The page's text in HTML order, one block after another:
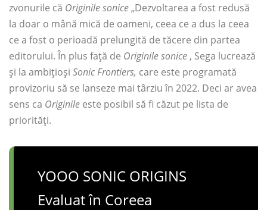
zvonurile că Originile sonice„Dezvoltarea a fost redusă
la doar o mână mică de oameni, ceea ce a dus la ceea
ce a fost o perioadă prelungită de tăcere din partea
editorului. În plus față de Originile sonice , Sega lucrează
și la ambițioși Sonic Frontiers, care este programată
provizoriu să se lanseze mai târziu în 2022. Deci ar avea
sens ca Originile este posibil să fi căzut pe lista de
priorități.
YOOO SONIC ORIGINS
Evaluat în Coreea